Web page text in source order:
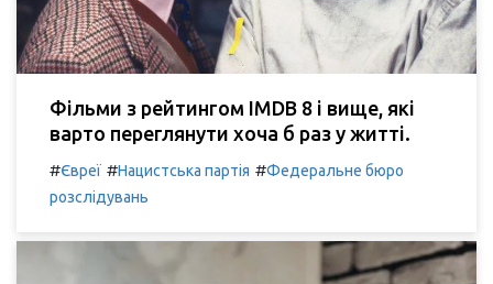
Фільми з рейтингом IMDB 8 і вище, які
варто переглянути хоча б раз у житті.
#Євреї #Нацистська партія #Федеральне бюро
розслідувань